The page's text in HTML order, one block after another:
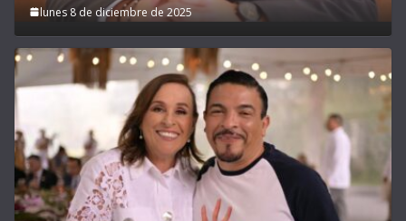
lunes 8 de diciembre de 2025